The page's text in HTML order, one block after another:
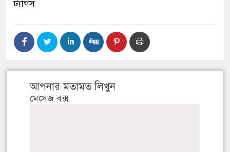
ট্যাগস
আপনার মতামত লিখুন
মেসেজ বক্স